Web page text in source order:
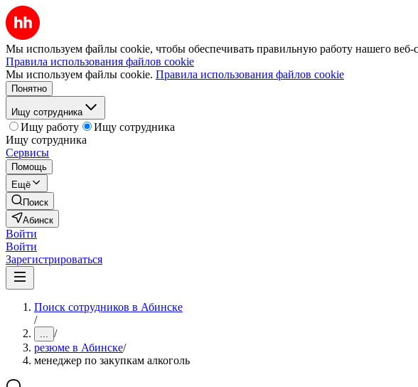
Мы используем файлы cookie, чтобы обеспечивать правильную работу нашего веб-
Правила использования файлов cookie
Мы используем файлы cookie. Правила использования файлов cookie
Понятно
Ищу сотрудника
Ищу работу
Ищу сотрудника
Ищу сотрудника
Сервисы
Помощь
Ещё
Поиск
Абинск
Войти
Войти
Зарегистрироваться
Поиск сотрудников в Абинске
/
... /
резюме в Абинске/
менеджер по закупкам алкоголь